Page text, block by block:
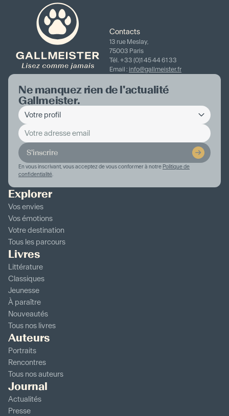
Contacts
13 rue Meslay,
75003 Paris
Tél. +33 (0)1 45 44 61 33
Email : info@gallmeister.fr
Ne manquez rien de l'actualité
Gallmeister.
S'inscrire
En vous inscrivant, vous acceptez de vous conformer à notre Politique de
confidentialité.
Explorer
Vos envies
Vos émotions
Votre destination
Tous les parcours
Livres
Littérature
Classiques
Jeunesse
À paraître
Nouveautés
Tous nos livres
Auteurs
Portraits
Rencontres
Tous nos auteurs
Journal
Actualités
Presse